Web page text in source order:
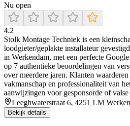
Nu open
4.2
Stolk Montage Techniek is een
loodgieter/geplakte installateur
in Werkendam, met een perfecte
op 7 authentieke beoordelingen van
over meerdere jaren. Klanten
vakmanschap en professionaliteit van
aanwijzingen voor gesponsorde of
Leeghwaterstraat 6, 4251 LM
Bekijk details